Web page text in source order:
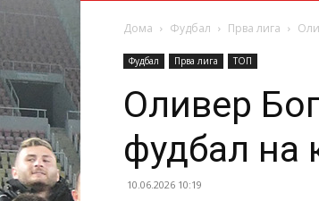
Дома Фудбал Прва лига
Фудбал Прва лига ТОП
Оливер
фудбал на
10.06.2026 10:19